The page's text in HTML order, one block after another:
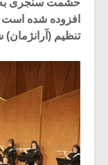
افزوده شده است
تنظیم